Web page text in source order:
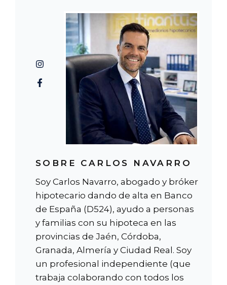
SOBRE CARLOS NAVARRO
Soy Carlos Navarro, abogado y bróker
hipotecario dando de alta en Banco
de España (D524), ayudo a personas
y familias con su hipoteca en las
provincias de Jaén, Córdoba,
Granada, Almería y Ciudad Real. Soy
un profesional independiente (que
trabaja colaborando con todos los